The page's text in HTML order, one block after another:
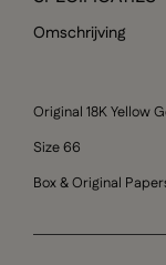
Omschrijving
Original 18K Yellow
Size 66
Box & Original